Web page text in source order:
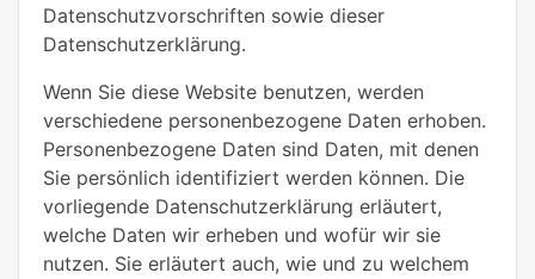
Datenschutzvorschriften sowie dieser
Datenschutzerklärung.
Wenn Sie diese Website benutzen, werden
verschiedene personenbezogene Daten erhoben.
Personenbezogene Daten sind Daten, mit denen
Sie persönlich identifiziert werden können. Die
vorliegende Datenschutzerklärung erläutert,
welche Daten wir erheben und wofür wir sie
nutzen. Sie erläutert auch, wie und zu welchem